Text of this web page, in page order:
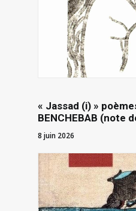
« Jassad (i) »
BENCHEBAB (note
8 juin 2026